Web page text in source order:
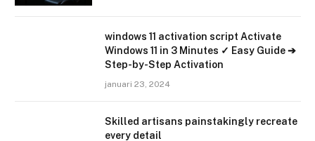
windows 11 activation script Activate
Windows 11 in 3 Minutes ✓ Easy Guide ➔
Step-by-Step Activation
januari 23, 2024
Skilled artisans painstakingly recreate
every detail